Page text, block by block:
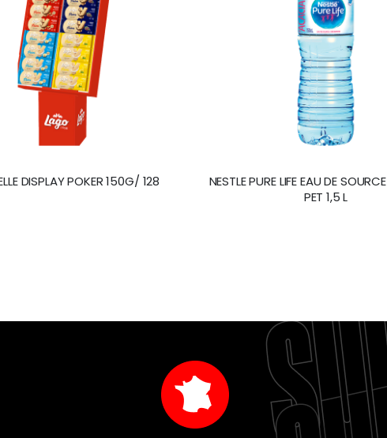
DISPLAY POKER 150G/ 128
NESTLE PURE LIFE EAU DE SOURCE BOUTEILLE
PET 1,5 L